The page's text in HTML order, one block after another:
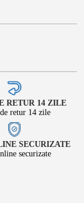
RETUR 14 ZILE
retur 14 zile
SECURIZATE
securizate